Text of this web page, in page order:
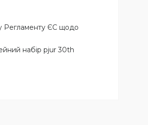
Регламенту ЄС щодо
набір pjur 30th